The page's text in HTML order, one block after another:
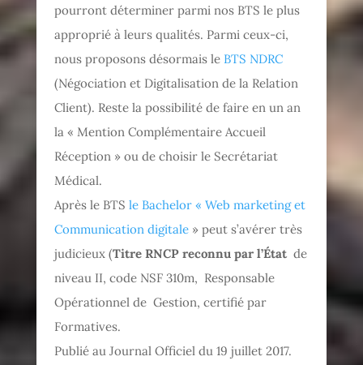
pourront déterminer parmi nos BTS le plus
approprié à leurs qualités. Parmi ceux-ci,
nous proposons désormais le BTS NDRC
(Négociation et Digitalisation de la Relation
Client). Reste la possibilité de faire en un an
la « Mention Complémentaire Accueil
Réception » ou de choisir le Secrétariat
Médical.
Après le BTSle Bachelor « Web marketing et
Communication digitale » peut s’avérer très
judicieux (Titre RNCP reconnu par l’Étatde
niveau II, code NSF 310m, Responsable
Opérationnel de Gestion, certifié par
Formatives.
Publié au Journal Officiel du 19 juillet 2017.